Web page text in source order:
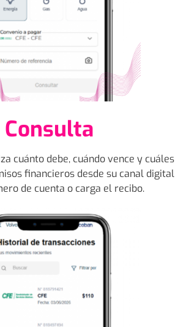
Consulta
cuánto debe, cuándo vence y cuáles
financieros desde su canal digital
de cuenta o carga el recibo.